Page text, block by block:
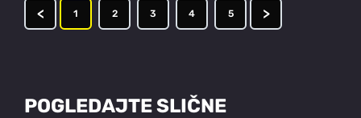
< 1 2 3 4 5 >
POGLEDAJTE SLIČNE